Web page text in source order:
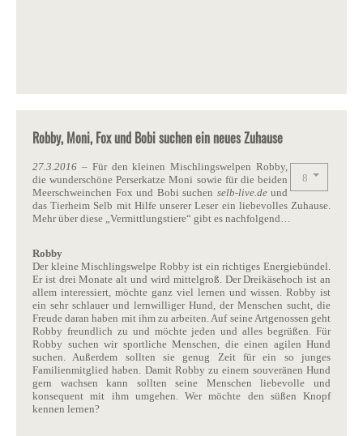
Robby, Moni, Fox und Bobi suchen ein neues Zuhause
27.3.2016 – Für den kleinen Mischlingswelpen Robby,
die wunderschöne Perserkatze Moni sowie für die beiden
Meerschweinchen Fox und Bobi suchen selb-live.deund
das Tierheim Selb mit Hilfe unserer Leser ein liebevolles Zuhause.
Mehr über diese „Vermittlungstiere“ gibt es nachfolgend…
Robby
Der kleine Mischlingswelpe Robby ist ein richtiges Energiebündel.
Er ist drei Monate alt und wird mittelgroß. Der Dreikäsehoch ist an
allem interessiert, möchte ganz viel lernen und wissen. Robby ist
ein sehr schlauer und lernwilliger Hund, der Menschen sucht, die
Freude daran haben mit ihm zu arbeiten. Auf seine Artgenossen geht
Robby freundlich zu und möchte jeden und alles begrüßen. Für
Robby suchen wir sportliche Menschen, die einen agilen Hund
suchen. Außerdem sollten sie genug Zeit für ein so junges
Familienmitglied haben. Damit Robby zu einem souveränen Hund
gern wachsen kann sollten seine Menschen liebevolle und
konsequent mit ihm umgehen. Wer möchte den süßen Knopf
kennen lernen?